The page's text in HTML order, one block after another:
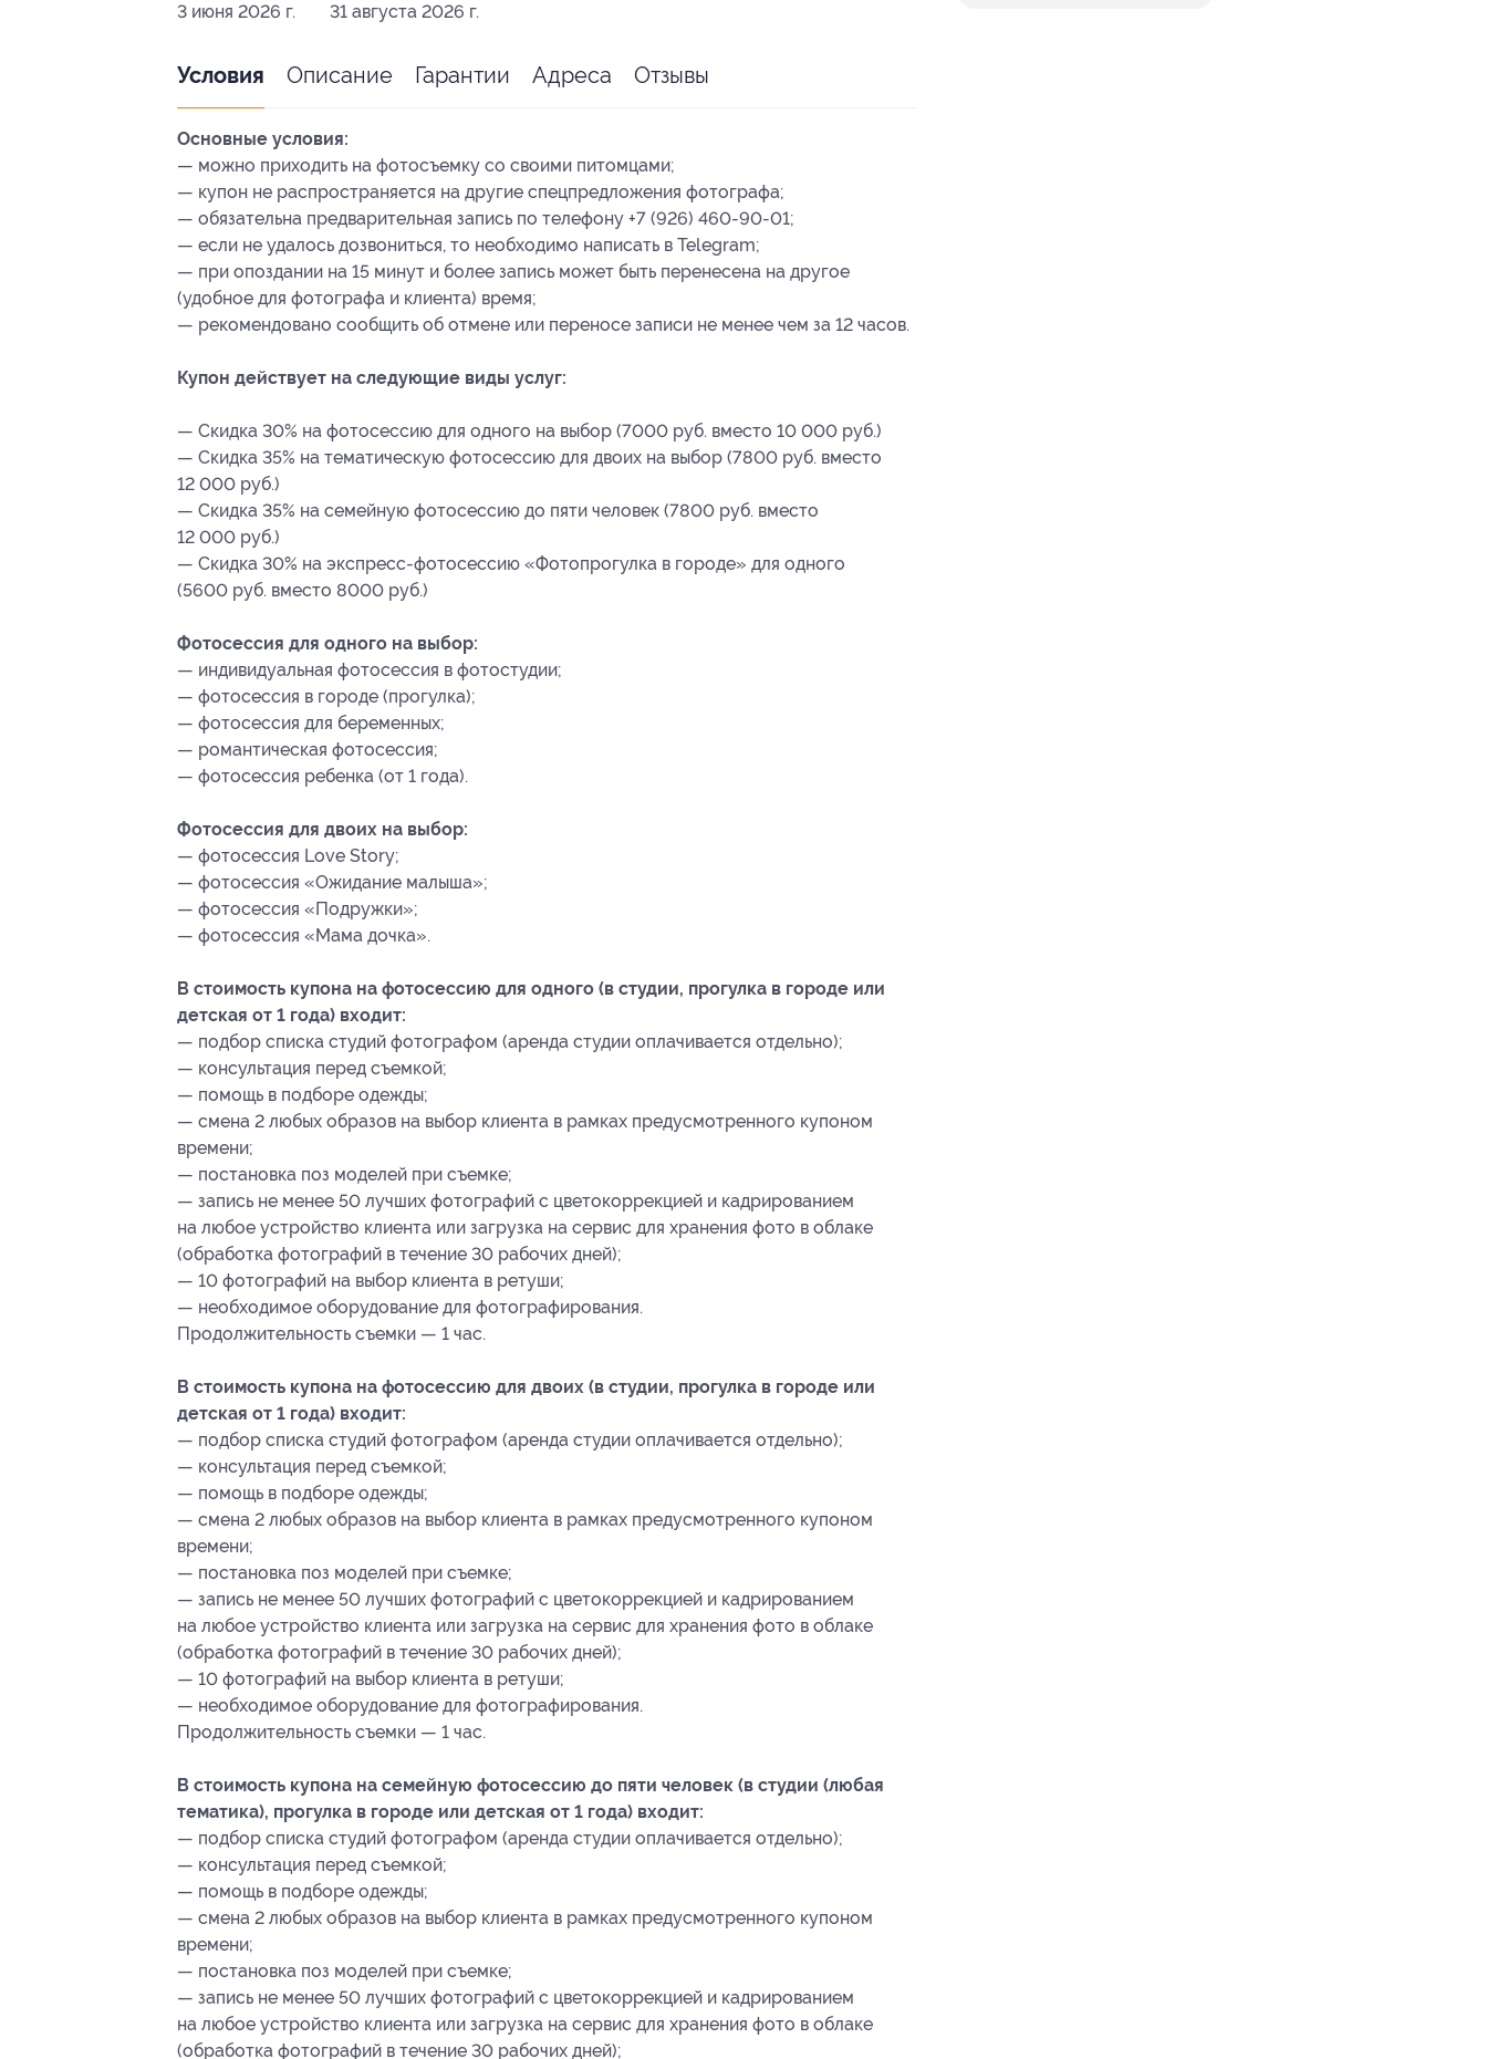
3 июня 2026 г. 31 августа 2026 г.
Условия Описание Гарантии Адреса Отзывы
Основные условия:
— можно приходить на фотосъемку со своими питомцами;
— купон не распространяется на другие спецпредложения фотографа;
— обязательна предварительная запись по телефону +7 (926) 460-90-01;
— если не удалось дозвониться, то необходимо написать в Telegram;
— при опоздании на 15 минут и более запись может быть перенесена на другое
(удобное для фотографа и клиента) время;
— рекомендовано сообщить об отмене или переносе записи не менее чем за 12 часов.
Купон действует на следующие виды услуг:
— Скидка 30% на фотосессию для одного на выбор (7000 руб. вместо 10 000 руб.)
— Скидка 35% на тематическую фотосессию для двоих на выбор (7800 руб. вместо
12 000 руб.)
— Скидка 35% на семейную фотосессию до пяти человек (7800 руб. вместо
12 000 руб.)
— Скидка 30% на экспресс-фотосессию «Фотопрогулка в городе» для одного
(5600 руб. вместо 8000 руб.)
Фотосессия для одного на выбор:
— индивидуальная фотосессия в фотостудии;
— фотосессия в городе (прогулка);
— фотосессия для беременных;
— романтическая фотосессия;
— фотосессия ребенка (от 1 года).
Фотосессия для двоих на выбор:
— фотосессия Love Story;
— фотосессия «Ожидание малыша»;
— фотосессия «Подружки»;
— фотосессия «Мама дочка».
В стоимость купона на фотосессию для одного (в студии, прогулка в городе или
детская от 1 года) входит:
— подбор списка студий фотографом (аренда студии оплачивается отдельно);
— консультация перед съемкой;
— помощь в подборе одежды;
— смена 2 любых образов на выбор клиента в рамках предусмотренного купоном
времени;
— постановка поз моделей при съемке;
— запись не менее 50 лучших фотографий с цветокоррекцией и кадрированием
на любое устройство клиента или загрузка на сервис для хранения фото в облаке
(обработка фотографий в течение 30 рабочих дней);
— 10 фотографий на выбор клиента в ретуши;
— необходимое оборудование для фотографирования.
Продолжительность съемки — 1 час.
В стоимость купона на фотосессию для двоих (в студии, прогулка в городе или
детская от 1 года) входит:
— подбор списка студий фотографом (аренда студии оплачивается отдельно);
— консультация перед съемкой;
— помощь в подборе одежды;
— смена 2 любых образов на выбор клиента в рамках предусмотренного купоном
времени;
— постановка поз моделей при съемке;
— запись не менее 50 лучших фотографий с цветокоррекцией и кадрированием
на любое устройство клиента или загрузка на сервис для хранения фото в облаке
(обработка фотографий в течение 30 рабочих дней);
— 10 фотографий на выбор клиента в ретуши;
— необходимое оборудование для фотографирования.
Продолжительность съемки — 1 час.
В стоимость купона на семейную фотосессию до пяти человек (в студии (любая
тематика), прогулка в городе или детская от 1 года) входит:
— подбор списка студий фотографом (аренда студии оплачивается отдельно);
— консультация перед съемкой;
— помощь в подборе одежды;
— смена 2 любых образов на выбор клиента в рамках предусмотренного купоном
времени;
— постановка поз моделей при съемке;
— запись не менее 50 лучших фотографий с цветокоррекцией и кадрированием
на любое устройство клиента или загрузка на сервис для хранения фото в облаке
(обработка фотографий в течение 30 рабочих дней);